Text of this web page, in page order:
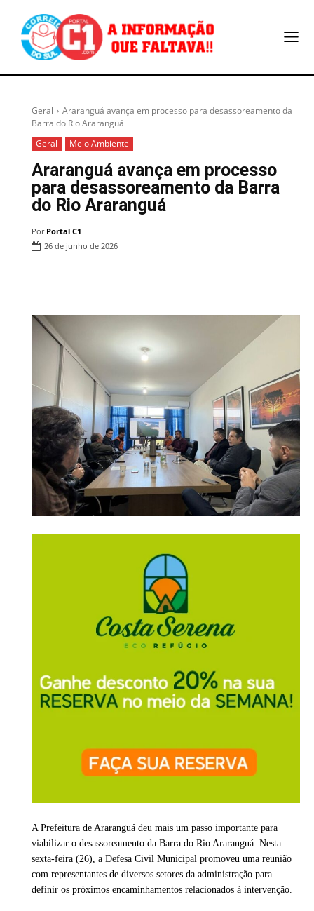
Geral
Araranguá avança em processo para desassoreamento da
Barra do Rio Araranguá
Geral
Meio Ambiente
Araranguá avança em processo
para desassoreamento da Barra
do Rio Araranguá
Por Portal C1
26 de junho de 2026
A Prefeitura de Araranguá deu mais um passo importante para
viabilizar o desassoreamento da Barra do Rio Araranguá. Nesta
sexta-feira (26), a Defesa Civil Municipal promoveu uma reunião
com representantes de diversos setores da administração para
definir os próximos encaminhamentos relacionados à intervenção.